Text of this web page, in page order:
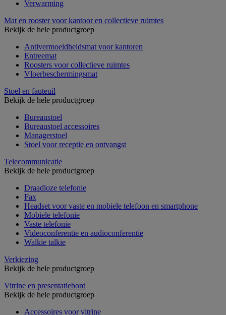
Verwarming
Mat en rooster voor kantoor en collectieve ruimtes
Bekijk de hele productgroep
Antivermoeidheidsmat voor kantoren
Entreemat
Roosters voor collectieve ruimtes
Vloerbeschermingsmat
Stoel en fauteuil
Bekijk de hele productgroep
Bureaustoel
Bureaustoel accessoires
Managerstoel
Stoel voor receptie en ontvangst
Telecommunicatie
Bekijk de hele productgroep
Draadloze telefonie
Fax
Headset voor vaste en mobiele telefoon en smartphone
Mobiele telefonie
Vaste telefonie
Videoconferentie en audioconferentie
Walkie talkie
Verkiezing
Bekijk de hele productgroep
Vitrine en presentatiebord
Bekijk de hele productgroep
Accessoires voor vitrine